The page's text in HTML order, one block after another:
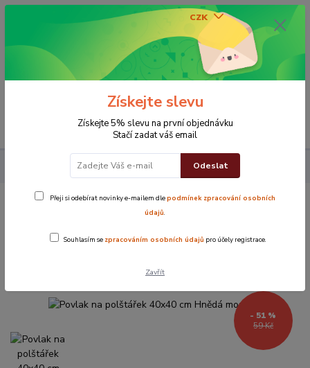
CZK
0 Kč
Povlak na polštářek 40x40 cm Hnědá mozaika
Povlak na polštářek 40x40 cm Hnědá
mozaika
59 Kč
- 51 %
Získejte slevu
Získejte 5% slevu na první objednávku
Stačí zadat váš email
Odeslat
Přeji si odebírat novinky e-mailem dlepodmínek zpracování osobních
údajů.
Souhlasím se zpracováním osobních údajů pro účely registrace.
Zavřít